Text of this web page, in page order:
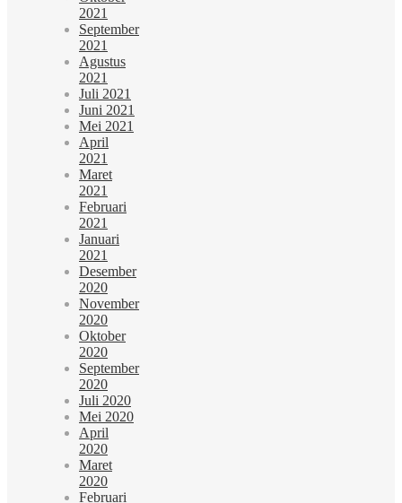
2021
September
2021
Agustus
2021
Juli 2021
Juni 2021
Mei 2021
April
2021
Maret
2021
Februari
2021
Januari
2021
Desember
2020
November
2020
Oktober
2020
September
2020
Juli 2020
Mei 2020
April
2020
Maret
2020
Februari